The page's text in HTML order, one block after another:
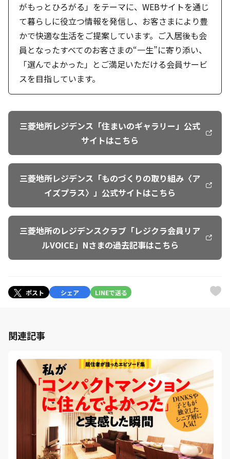
がもっとひろがる」をテーマに、WEBサイトを通じ
て暮らしに役立つ情報を発信し、お客さまにより豊
かで快適な生活をご提案しています。ご入居後も会
員となったすべてのお客さまの“一生”に寄り添い、
「選んでよかった」とご満足いただける会員サービ
スを目指しています。
三菱地所レジデンス「住まいのギャラリー」公式
サイトはこちら
三菱地所レジデンス「ものづくりの取り組み〈ア
イズプラス〉」公式サイトはこちら
三菱地所のレジデンスクラブ「レジクラ会員リア
ルVOICE」Nさまの過去記事はこちら
ポスト シェア LINEで送る
関連記事